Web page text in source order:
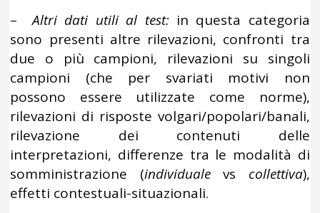
–
Altri dati utili al test: in questa categoria
sono presenti altre rilevazioni, confronti tra
due o più campioni, rilevazioni su singoli
campioni (che per svariati motivi non
possono essere utilizzate come norme),
rilevazioni di risposte volgari/popolari/banali,
rilevazione dei contenuti delle
interpretazioni, differenze tra le modalità di
somministrazione (individualevs collettiva),
effetti contestuali-situazionali.